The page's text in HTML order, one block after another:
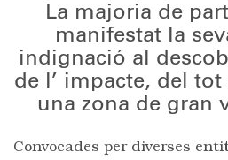
La majoria de
manifestat la
indignació al
de l’ impacte, del
una zona de gran
Convocades per diverses